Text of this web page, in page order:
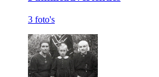
3 foto's